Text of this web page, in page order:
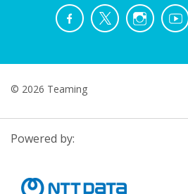
© 2026 Teaming
Powered by: